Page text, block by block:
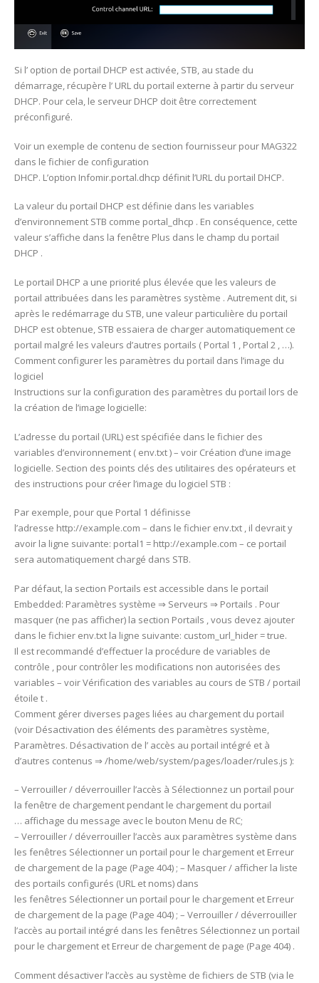
Si l’ option de portail DHCP est activée, STB, au stade du
démarrage, récupère l’ URL du portail externe à partir du serveur
DHCP. Pour cela, le serveur DHCP doit être correctement
préconfiguré.
Voir un exemple de contenu de section fournisseur pour MAG322
dans le fichier de configuration
DHCP. L’option Infomir.portal.dhcp définit l’URL du portail DHCP.
La valeur du portail DHCP est définie dans les variables
d’environnement STB comme portal_dhcp . En conséquence, cette
valeur s’affiche dans la fenêtre Plus dans le champ du portail
DHCP .
Le portail DHCP a une priorité plus élevée que les valeurs de
portail attribuées dans les paramètres système . Autrement dit, si
après le redémarrage du STB, une valeur particulière du portail
DHCP est obtenue, STB essaiera de charger automatiquement ce
portail malgré les valeurs d’autres portails ( Portal 1 , Portal 2 , …).
Comment configurer les paramètres du portail dans l’image du
logiciel
Instructions sur la configuration des paramètres du portail lors de
la création de l’image logicielle:
L’adresse du portail (URL) est spécifiée dans le fichier des
variables d’environnement ( env.txt ) – voir Création d’une image
logicielle. Section des points clés des utilitaires des opérateurs et
des instructions pour créer l’image du logiciel STB :
Par exemple, pour que Portal 1 définisse
l’adresse http://example.com – dans le fichier env.txt , il devrait y
avoir la ligne suivante: portal1 = http://example.com – ce portail
sera automatiquement chargé dans STB.
Par défaut, la section Portails est accessible dans le portail
Embedded: Paramètres système ⇒ Serveurs ⇒ Portails . Pour
masquer (ne pas afficher) la section Portails , vous devez ajouter
dans le fichier env.txt la ligne suivante: custom_url_hider = true.
Il est recommandé d’effectuer la procédure de variables de
contrôle , pour contrôler les modifications non autorisées des
variables – voir Vérification des variables au cours de STB / portail
étoile t .
Comment gérer diverses pages liées au chargement du portail
(voir Désactivation des éléments des paramètres système,
Paramètres. Désactivation de l’ accès au portail intégré et à
d’autres contenus ⇒ /home/web/system/pages/loader/rules.js ):
– Verrouiller / déverrouiller l’accès à Sélectionnez un portail pour
la fenêtre de chargement pendant le chargement du portail
… affichage du message avec le bouton Menu de RC;
– Verrouiller / déverrouiller l’accès aux paramètres système dans
les fenêtres Sélectionner un portail pour le chargement et Erreur
de chargement de la page (Page 404) ; – Masquer / afficher la liste
des portails configurés (URL et noms) dans
les fenêtres Sélectionner un portail pour le chargement et Erreur
de chargement de la page (Page 404) ; – Verrouiller / déverrouiller
l’accès au portail intégré dans les fenêtres Sélectionnez un portail
pour le chargement et Erreur de chargement de page (Page 404) .
Comment désactiver l’accès au système de fichiers de STB (via le